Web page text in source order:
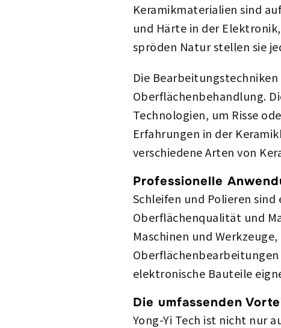
Keramikmaterialien sind
und Härte in der
spröden Natur stellen sie
Die
Oberflächenbehandlung.
Technologien, um Risse
Erfahrungen in der
verschiedene Arten von
Professionelle
Schleifen und Polieren
Oberflächenqualität und
Maschinen und
elektronische Bauteile
Die umfassenden
Yong-Yi Tech ist nicht nur